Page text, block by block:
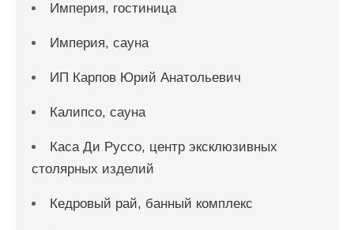
Империя, гостиница
Империя, сауна
ИП Карпов Юрий Анатольевич
Калипсо, сауна
Каса Ди Руссо, центр эксклюзивных
столярных изделий
Кедровый рай, банный комплекс